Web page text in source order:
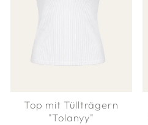
Top mit Tüllträgern
"Tolanyy"